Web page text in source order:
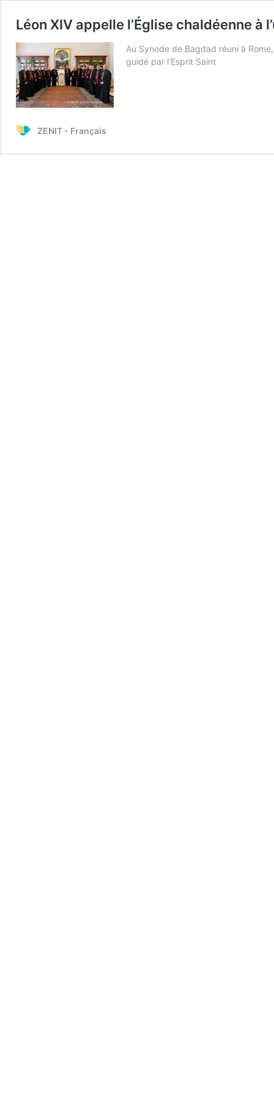
Léon XIV appelle l’Église chaldéenne à
Au Synode de Bagdad réuni à
guidé par l’Esprit Saint
ZENIT - Français